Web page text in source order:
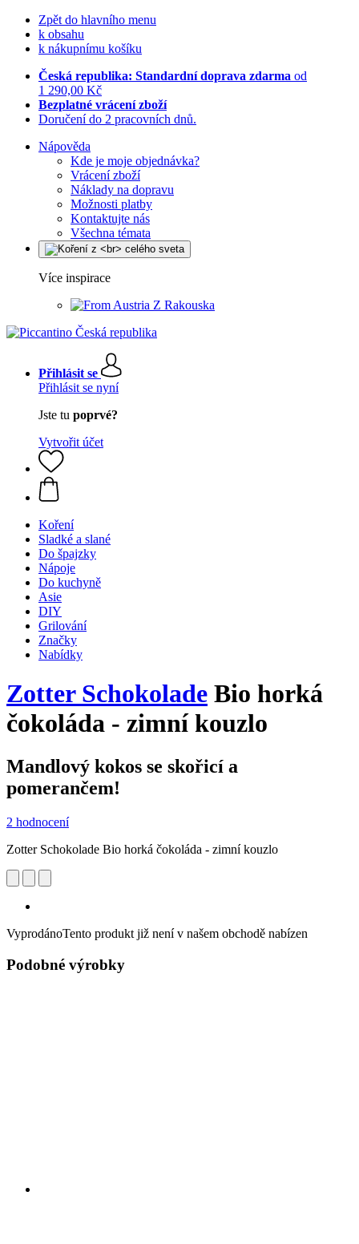
Zpět do hlavního menu
k obsahu
k nákupnímu košíku
Česká republika: Standardní doprava zdarma od
1 290,00 Kč
Bezplatné vrácení zboží
Doručení do 2 pracovních dnů.
Nápověda
Kde je moje objednávka?
Vrácení zboží
Náklady na dopravu
Možnosti platby
Kontaktujte nás
Všechna témata
Více inspirace
Z Rakouska
Přihlásit se
Přihlásit se nyní
Jste tu poprvé?
Vytvořit účet
Koření
Sladké a slané
Do špajzky
Nápoje
Do kuchyně
Asie
DIY
Grilování
Značky
Nabídky
Zotter Schokolade Bio horká
čokoláda - zimní kouzlo
Mandlový kokos se skořicí a
pomerančem!
2 hodnocení
Zotter Schokolade Bio horká čokoláda - zimní kouzlo
VyprodánoTento produkt již není v našem obchodě nabízen
Podobné výrobky